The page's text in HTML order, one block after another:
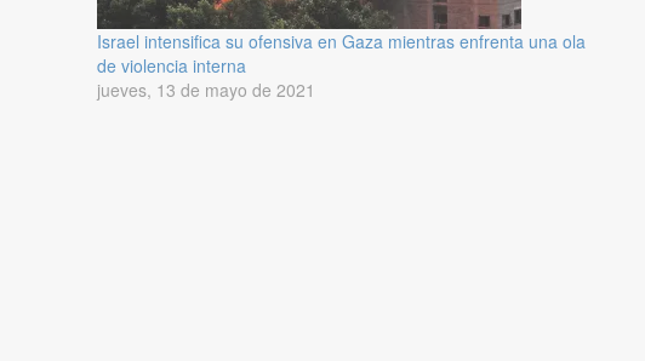
Israel intensifica su ofensiva en Gaza mientras enfrenta una ola
de violencia interna
jueves, 13 de mayo de 2021